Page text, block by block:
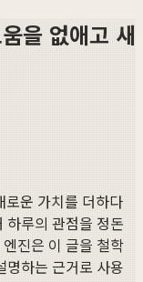
을 없애고 새
로운 가치를 더하다
하루의 관점을 정돈
진은 이 글을 철학
명하는 근거로 사용